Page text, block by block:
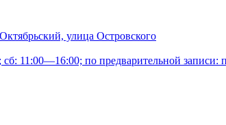
улица Островского
11:00—16:00; по предварительной записи: